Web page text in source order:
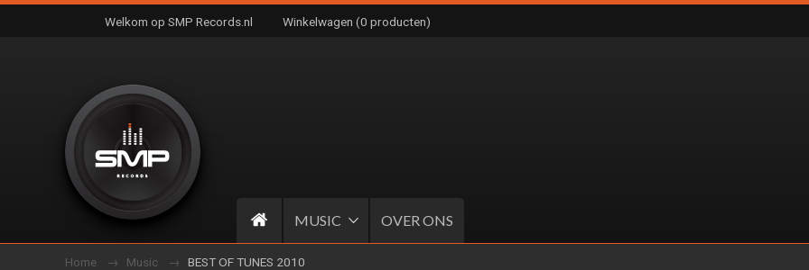
Welkom op SMP Records.nl Winkelwagen (0 producten)
MUSIC OVER ONS
Home Music BEST OF TUNES 2010